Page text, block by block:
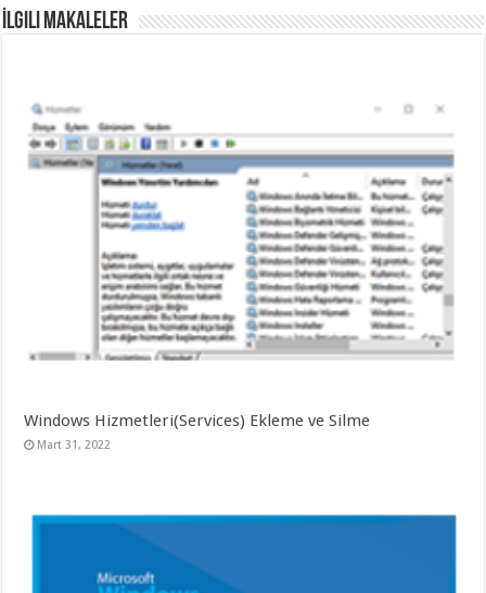
İlgili Makaleler
Windows Hizmetleri(Services) Ekleme ve Silme
Mart 31, 2022